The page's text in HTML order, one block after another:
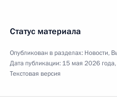
Статус материала
Опубликован в разделах: Новости,
Дата публикации: 15 мая 2026
Текстовая версия